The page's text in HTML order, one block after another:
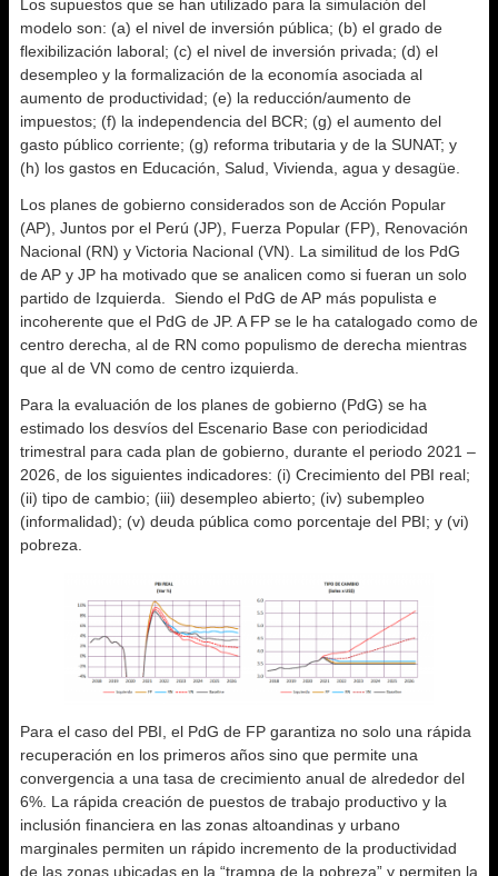
Los supuestos que se han utilizado para la simulación del
modelo son: (a) el nivel de inversión pública; (b) el grado de
flexibilización laboral; (c) el nivel de inversión privada; (d) el
desempleo y la formalización de la economía asociada al
aumento de productividad; (e) la reducción/aumento de
impuestos; (f) la independencia del BCR; (g) el aumento del
gasto público corriente; (g) reforma tributaria y de la SUNAT; y
(h) los gastos en Educación, Salud, Vivienda, agua y desagüe.
Los planes de gobierno considerados son de Acción Popular
(AP), Juntos por el Perú (JP), Fuerza Popular (FP), Renovación
Nacional (RN) y Victoria Nacional (VN). La similitud de los PdG
de AP y JP ha motivado que se analicen como si fueran un solo
partido de Izquierda. Siendo el PdG de AP más populista e
incoherente que el PdG de JP. A FP se le ha catalogado como de
centro derecha, al de RN como populismo de derecha mientras
que al de VN como de centro izquierda.
Para la evaluación de los planes de gobierno (PdG) se ha
estimado los desvíos del Escenario Base con periodicidad
trimestral para cada plan de gobierno, durante el periodo 2021 –
2026, de los siguientes indicadores: (i) Crecimiento del PBI real;
(ii) tipo de cambio; (iii) desempleo abierto; (iv) subempleo
(informalidad); (v) deuda pública como porcentaje del PBI; y (vi)
pobreza.
Para el caso del PBI, el PdG de FP garantiza no solo una rápida
recuperación en los primeros años sino que permite una
convergencia a una tasa de crecimiento anual de alrededor del
6%. La rápida creación de puestos de trabajo productivo y la
inclusión financiera en las zonas altoandinas y urbano
marginales permiten un rápido incremento de la productividad
de las zonas ubicadas en la “trampa de la pobreza” y permiten la